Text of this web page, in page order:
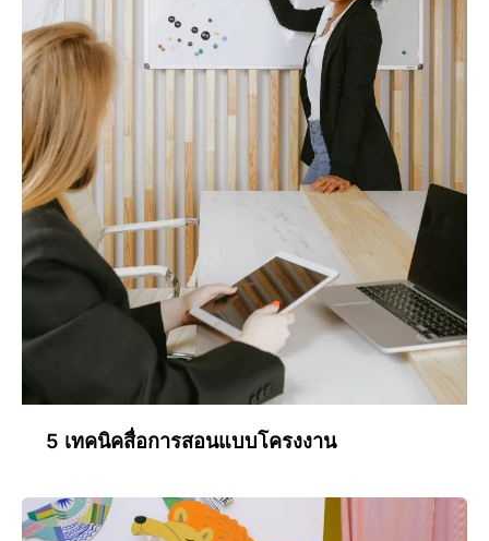
5 เทคนิคสื่อการสอนแบบโครงงาน